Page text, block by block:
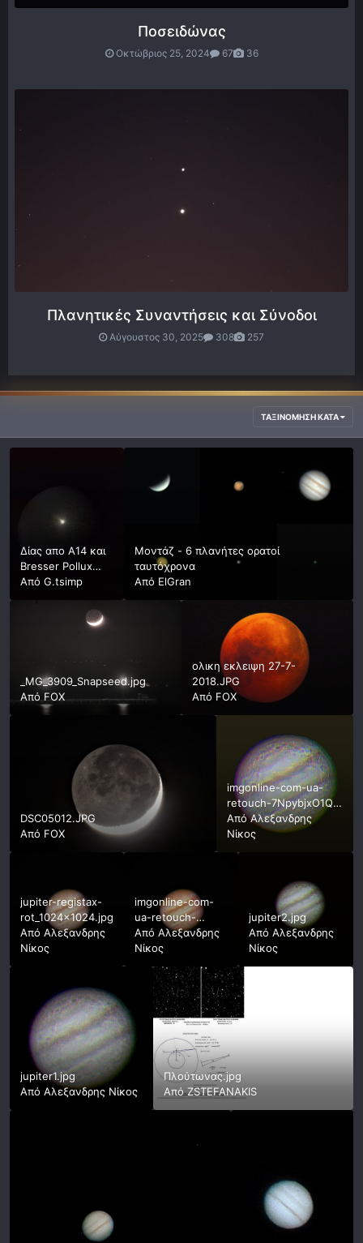
Ποσειδώνας
Οκτώβριος 25, 2024 67 36
Πλανητικές Συναντήσεις και Σύνοδοι
Αύγουστος 30, 2025 308 257
ΤΑΞΙΝΌΜΗΣΗ ΚΑΤΆ
Δίας απο Α14 και
Bresser Pollux
150/750
Από G.tsimp
Μοντάζ - 6 πλανήτες ορατοί
ταυτόχρονα
Από ElGran
_MG_3909_Snapseed.jpg
Από FOX
ολικη εκλειψη 27-7-
2018.JPG
Από FOX
DSC05012.JPG
Από FOX
imgonline-com-ua-
retouch-7NpybjxO1Q-
2.jpg
ΑπόΑλεξανδρης
Νίκος
jupiter-registax-
rot_1024x1024.jpg
Από Αλεξανδρης
Νίκος
imgonline-com-
ua-retouch-
RjhhO5PcF6Jc.jpg
Από Αλεξανδρης
Νίκος
jupiter2.jpg
Από Αλεξανδρης
Νίκος
jupiter1.jpg
Από Αλεξανδρης Νίκος
Πλούτωνας.jpg
ΑπόZSTEFANAKIS